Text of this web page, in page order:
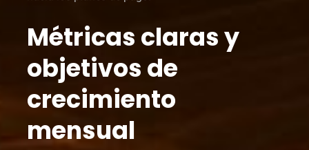
Métricas claras y
objetivos de
crecimiento
mensual